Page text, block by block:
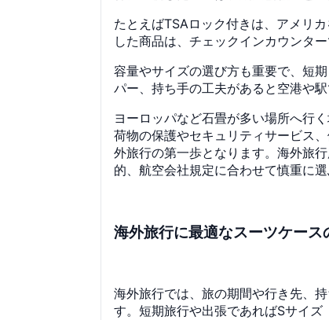
たとえばTSAロック付きは、アメリ
した商品は、チェックインカウンタ
容量やサイズの選び方も重要で、短
パー、持ち手の工夫があると空港や駅
ヨーロッパなど石畳が多い場所へ行
荷物の保護やセキュリティサービス
外旅行の第一歩となります。海外旅
的、航空会社規定に合わせて慎重に
海外旅行に最適なスーツケー
海外旅行では、旅の期間や行き先、
す。短期旅行や出張であればSサイ